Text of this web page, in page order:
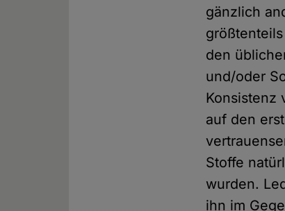
gänzlich
den
und/oder
Konsistenz
auf den
Stoffe
wurden.
ihn im